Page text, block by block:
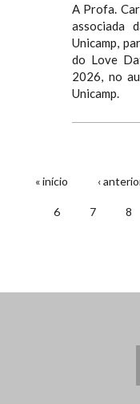
A Profa.
associada
Unicamp,
do Love
2026, no
Unicamp.
« início ‹
6 7 8